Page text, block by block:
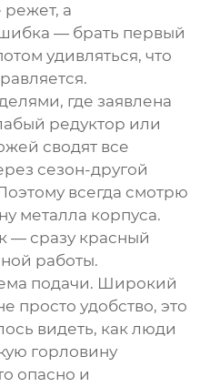
режет, а
— брать первый
удивляться, что
где заявлена
редуктор или
сводят все
сезон-другой
всегда смотрю
металла корпуса.
— сразу красный
работы.
подачи. Широкий
просто удобство, это
видеть, как люди
горловину
опасно и